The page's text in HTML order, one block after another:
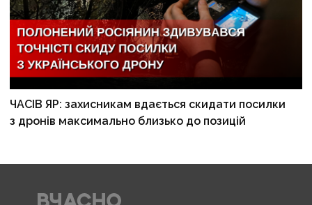
ЧАСІВ ЯР: захисникам вдається скидати посилки
з дронів максимально близько до позицій